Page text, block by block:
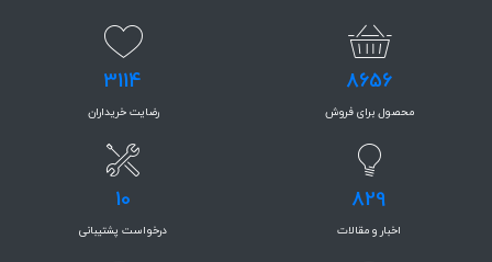
8656
محصول برای فروش
3114
رضایت خریداران
829
اخبار و مقالات
10
درخواست پشتیبانی